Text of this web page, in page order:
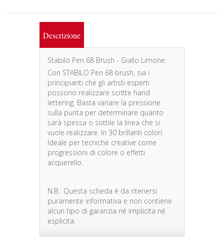
Descrizione
Stabilo Pen 68 Brush - Giallo Limone
Con STABILO Pen 68 brush, sia i
principianti che gli artisti esperti
possono realizzare scritte hand
lettering. Basta variare la pressione
sulla punta per determinare quanto
sarà spessa o sottile la linea che si
vuole realizzare. In 30 brillanti colori.
Ideale per tecniche creative come
progressioni di colore o effetti
acquerello.
N.B.: Questa scheda è da ritenersi
puramente informativa e non contiene
alcun tipo di garanzia né implicita né
esplicita.